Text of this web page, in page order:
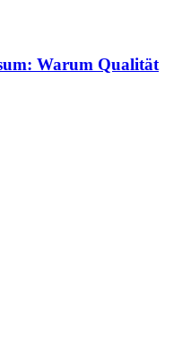
Warum Qualität